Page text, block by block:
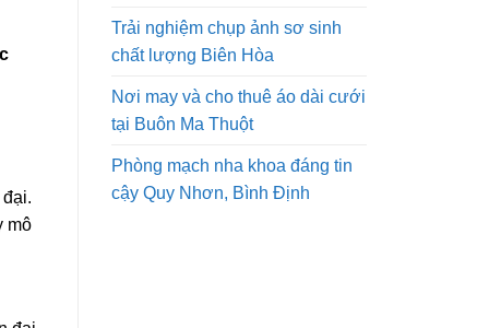
mô
Trải nghiệm chụp ảnh sơ sinh
chất lượng Biên Hòa
Nơi may và cho thuê áo dài cưới
tại Buôn Ma Thuột
Phòng mạch nha khoa đáng tin
cậy Quy Nhơn, Bình Định